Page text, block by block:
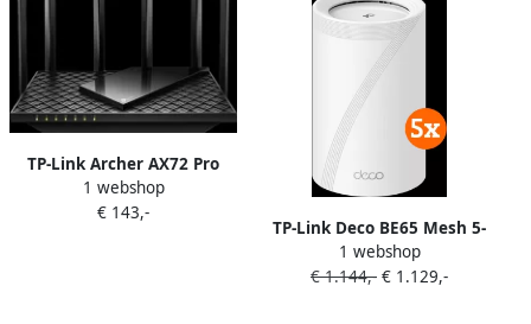
TP-Link Archer AX72 Pro
1 webshop
€ 143,-
TP-Link Deco BE65 Mesh 5-
pack
1 webshop
€ 1.144,- € 1.129,-